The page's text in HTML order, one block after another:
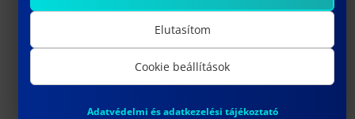
Elutasítom
Cookie beállítások
Adatvédelmi és adatkezelési tájékoztató